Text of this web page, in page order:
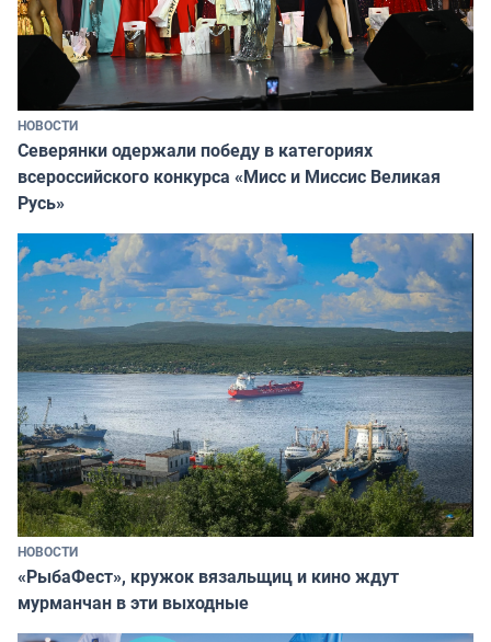
НОВОСТИ
Северянки одержали победу в категориях
всероссийского конкурса «Мисс и Миссис Великая
Русь»
НОВОСТИ
«РыбаФест», кружок вязальщиц и кино ждут
мурманчан в эти выходные